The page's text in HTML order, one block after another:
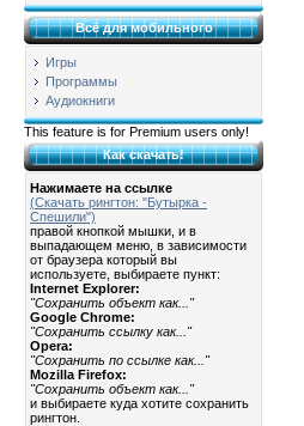
Всё для мобильного
Игры
Программы
Аудиокниги
This feature is for Premium users only!
Как скачать!
Нажимаете на ссылке
(Скачать рингтон: "Бутырка -
Спешили")
правой кнопкой мышки, и в
выпадающем меню, в зависимости
от браузера который вы
используете, выбираете пункт:
Internet Explorer:
"Сохранить объект как..."
Google Chrome:
"Сохранить ссылку как..."
Opera:
"Сохранить по ссылке как..."
Mozilla Firefox:
"Сохранить объект как..."
и выбираете куда хотите сохранить
рингтон.